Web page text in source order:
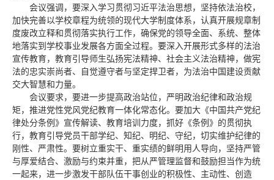
会议强调，要深入学习贯彻习近平法治思想，坚持依法治校，
加快完善以学校章程为统领的现代大学制度体系，认真开展规章制
度废改立释和贯彻落实执行工作，确保党的领导全面、系统、整体
地落实到学校事业发展各方面全过程。要深入开展形式多样的法治
宣传教育，教育引导师生弘扬宪法精神、社会主义法治精神，做宪
法的忠实崇尚者、自觉遵守者与坚定捍卫者，为法治中国建设贡献
交大智慧和力量。
会议要求，要进一步提高政治站位，严明政治纪律和政治规
矩，推进党性党风党纪教育一体化常态化。要加大《中国共产党纪
律处分条例》宣传解读、教育培训力度，抓好《条例》的贯彻执
行，教育引导党员干部学纪、知纪、明纪、守纪，切实维护纪律的
刚性、严肃性。要树立重实干、重实绩的鲜明用人导向，坚持严管
与厚爱结合、激励与约束并重，把从严管理监督和鼓励担当作为统
一起来，进一步激发干部队伍干事创业的积极性、主动性、创造